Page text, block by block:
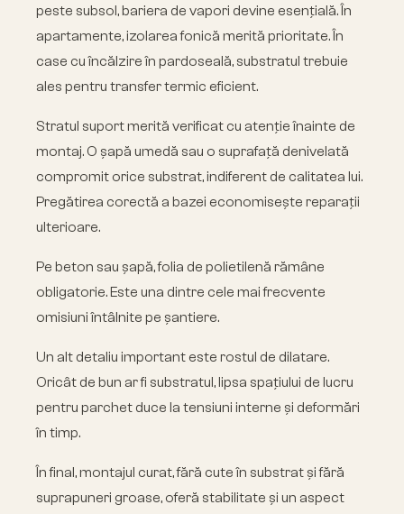
peste subsol, bariera de vapori devine esențială. În
apartamente, izolarea fonică merită prioritate. În
case cu încălzire în pardoseală, substratul trebuie
ales pentru transfer termic eficient.
Stratul suport merită verificat cu atenție înainte de
montaj. O șapă umedă sau o suprafață denivelată
compromit orice substrat, indiferent de calitatea lui.
Pregătirea corectă a bazei economisește reparații
ulterioare.
Pe beton sau șapă, folia de polietilenă rămâne
obligatorie. Este una dintre cele mai frecvente
omisiuni întâlnite pe șantiere.
Un alt detaliu important este rostul de dilatare.
Oricât de bun ar fi substratul, lipsa spațiului de lucru
pentru parchet duce la tensiuni interne și deformări
în timp.
În final, montajul curat, fără cute în substrat și fără
suprapuneri groase, oferă stabilitate și un aspect